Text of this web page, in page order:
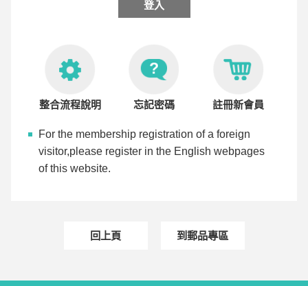
整合流程說明 忘記密碼 註冊新會員
For the membership registration of a foreign
visitor,please register in the English webpages
of this website.
回上頁 到郵品專區